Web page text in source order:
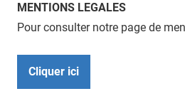
MENTIONS LEGALES
Pour consulter notre page de
Cliquer ici